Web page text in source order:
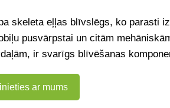
skeleta eļļas blīvslēgs, ko parasti
pusvārpstai un citām
ir svarīgs blīvēšanas
ar mums